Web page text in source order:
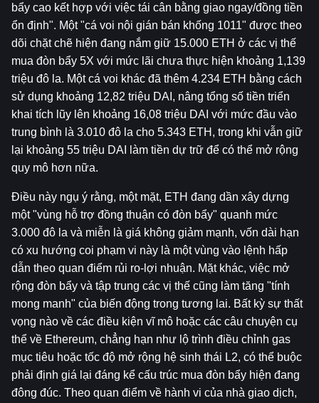
bẩy cao kết hợp với việc tái cân bằng giao ngay/đồng tiền
ổn định". Một "cá voi nội gián bán khống 1011" được theo
dõi chặt chẽ hiện đang nắm giữ 15.000 ETH ở các vị thế
mua đòn bẩy 5X với mức lãi chưa thực hiện khoảng 1,139
triệu đô la. Một cá voi khác đã thêm 4.234 ETH bằng cách
sử dụng khoảng 12,82 triệu DAI, nâng tổng số tiền triển
khai tích lũy lên khoảng 16,08 triệu DAI với mức đầu vào
trung bình là 3.010 đô la cho 5.343 ETH, trong khi vẫn giữ
lại khoảng 55 triệu DAI làm tiền dự trữ để có thể mở rộng
quy mô hơn nữa.
Điều này ngụ ý rằng, một mặt, ETH đang dần xây dựng
một "vùng hỗ trợ đồng thuận có đòn bẩy" quanh mức
3.000 đô la và miễn là giá không giảm mạnh, vốn dài hạn
có xu hướng coi phạm vi này là một vùng vào lệnh hấp
dẫn theo quan điểm rủi ro-lợi nhuận. Mặt khác, việc mở
rộng đòn bẩy và tập trung các vị thế cũng làm tăng "tính
mong manh" của biến động trong tương lai. Bất kỳ sự thất
vọng nào về các điều kiện vĩ mô hoặc các câu chuyện cụ
thể về Ethereum, chẳng hạn như lộ trình điều chỉnh gas
mục tiêu hoặc tốc độ mở rộng hệ sinh thái L2, có thể buộc
phải định giá lại đáng kể cấu trúc mua đòn bẩy hiện đang
đông đúc. Theo quan điểm về hành vi của nhà giao dịch,